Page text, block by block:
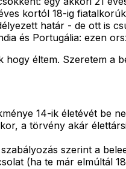
kortól 18-ig
határ - de ott is
és Portugália: ezen
hogy éltem. Szeretem a
14-ik életévét be
a törvény akár
szerint a
(ha te már elmúltál